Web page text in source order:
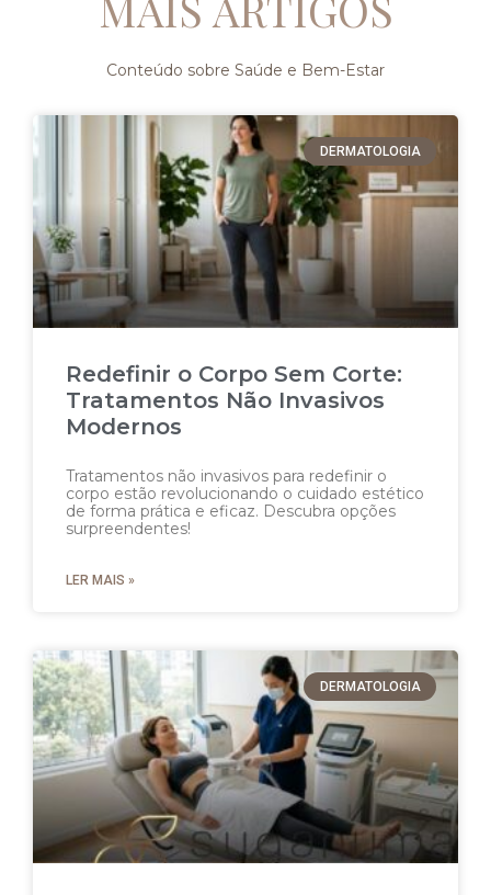
Conteúdo sobre Saúde e Bem-Estar
DERMATOLOGIA
Redefinir o Corpo Sem Corte:
Tratamentos Não Invasivos
Modernos
Tratamentos não invasivos para redefinir o
corpo estão revolucionando o cuidado estético
de forma prática e eficaz. Descubra opções
surpreendentes!
LER MAIS »
DERMATOLOGIA